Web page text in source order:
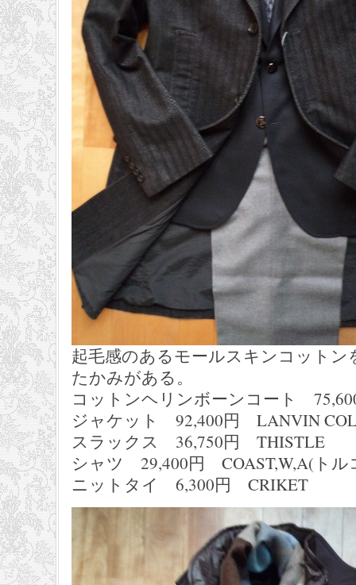
起毛感のあるモールスキンコットン
たかみがある。
コットンヘリンボーンコート
ジャケット 92,400円
スラックス 36,750円 THISTLE
シャツ 29,400円
ニットタイ 6,300円 CRIKET